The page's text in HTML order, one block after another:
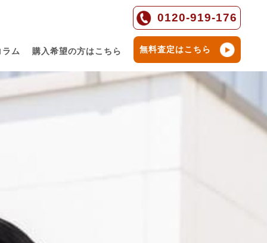
0120-919-176
ラム 購入希望の方はこちら 無料査定はこちら